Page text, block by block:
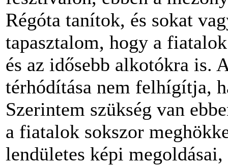
Régóta tanítok, és sokat
tapasztalom, hogy a
és az idősebb alkotókra is.
térhódítása nem felhígítja,
Szerintem szükség van
a fiatalok sokszor
lendületes képi